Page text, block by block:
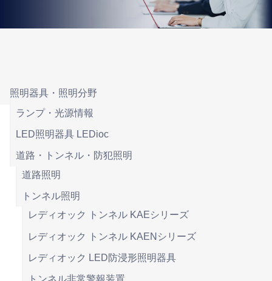
照明器具・照明分野
ランプ・光源情報
LED照明器具 LEDioc
道路・トンネル・防犯照明
道路照明
トンネル照明
レディオック トンネル KAEシリーズ
レディオック トンネル KAENシリーズ
レディオック LED防浸形照明器具
トンネル非常警報装置